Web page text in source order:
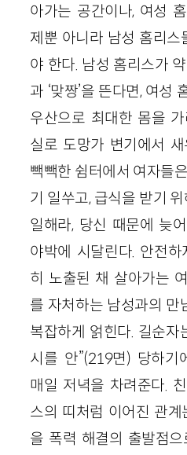
아가는 공간이나, 여성
제뿐 아니라 남성 홈리스
야 한다. 남성 홈리스가
과 ‘맞짱’을 뜬다면, 여성
우산으로 최대한 몸을
실로 도망가 변기에서
빽빽한 쉼터에서 여자들
기 일쑤고, 급식을 받기
일해라, 당신 때문에 늦
야박에 시달린다. 안전
히 노출된 채 살아가는
를 자처하는 남성과의 만
복잡하게 얽힌다. 길순자
시를 안”(219면) 당하기
매일 저녁을 차려준다.
스의 띠처럼 이어진 관
을 폭력 해결의 출발점